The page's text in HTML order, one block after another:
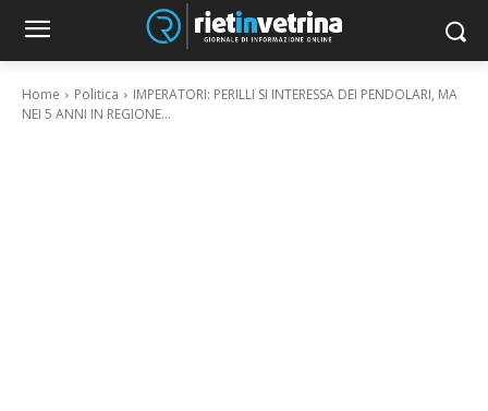
Home Politica
IMPERATORI: PERILLI SI INTERESSA DEI PENDOLARI, MA
NEI 5 ANNI IN REGIONE...